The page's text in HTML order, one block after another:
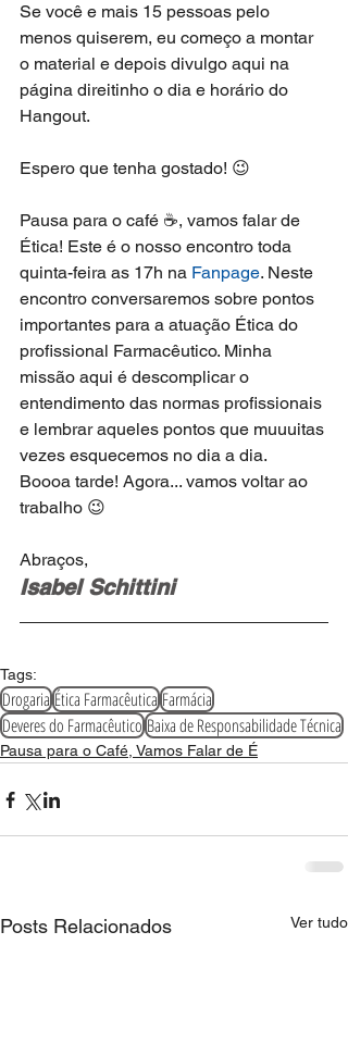
Se você e mais 15 pessoas pelo
menos quiserem, eu começo a montar
o material e depois divulgo aqui na
página direitinho o dia e horário do
Hangout.
Espero que tenha gostado! 😉
Pausa para o café ☕, vamos falar de
Ética! Este é o nosso encontro toda
quinta-feira as 17h na Fanpage. Neste
encontro conversaremos sobre pontos
importantes para a atuação Ética do
profissional Farmacêutico. Minha
missão aqui é descomplicar o
entendimento das normas profissionais
e lembrar aqueles pontos que muuuitas
vezes esquecemos no dia a dia.
Boooa tarde! Agora... vamos voltar ao
trabalho 😉
Abraços,
Isabel Schittini‬
Tags:
DrogariaÉtica FarmacêuticaFarmácia
Deveres do FarmacêuticoBaixa de Responsabilidade Técnica
Pausa para o Café, Vamos Falar de É
Posts Relacionados Ver tudo